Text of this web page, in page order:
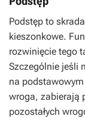
Podstęp to
kieszonkowe.
rozwinięcie tego
Szczególnie jeśli
na
wroga, zabierają
pozostałych